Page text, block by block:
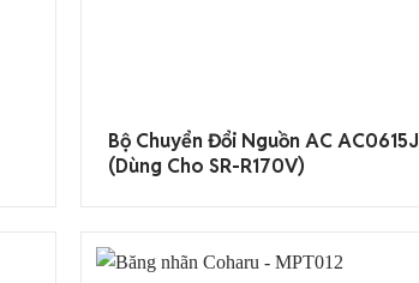
Bộ Chuyển Đổi Nguồn AC AC0615J
(dùng Cho SR-R170V)